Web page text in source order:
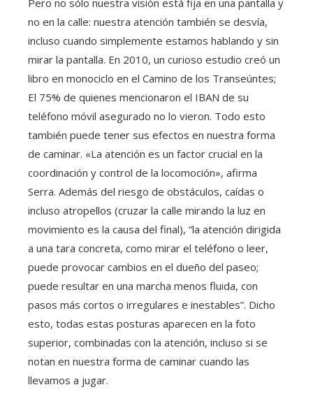
no en la calle: nuestra atención también se desvía,
incluso cuando simplemente estamos hablando y sin
mirar la pantalla. En 2010, un curioso estudio creó un
libro en monociclo en el Camino de los Transeúntes;
El 75% de quienes mencionaron el IBAN de su
teléfono móvil asegurado no lo vieron. Todo esto
también puede tener sus efectos en nuestra forma
de caminar. «La atención es un factor crucial en la
coordinación y control de la locomoción», afirma
Serra. Además del riesgo de obstáculos, caídas o
incluso atropellos (cruzar la calle mirando la luz en
movimiento es la causa del final), “la atención dirigida
a una tara concreta, como mirar el teléfono o leer,
puede provocar cambios en el dueño del paseo;
puede resultar en una marcha menos fluida, con
pasos más cortos o irregulares e inestables”. Dicho
esto, todas estas posturas aparecen en la foto
superior, combinadas con la atención, incluso si se
notan en nuestra forma de caminar cuando las
llevamos a jugar.